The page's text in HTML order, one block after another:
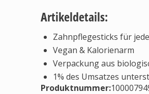
Artikeldetails:
Zahnpflegesticks für
Vegan & Kalorienarm
Verpackung aus
1% des Umsatzes
Produktnummer: